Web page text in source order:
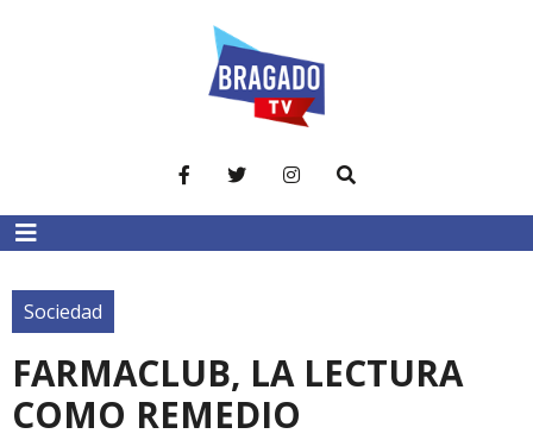
Sociedad
FARMACLUB, LA LECTURA
COMO REMEDIO